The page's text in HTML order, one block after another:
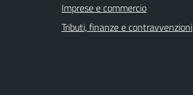
Imprese e commercio
Tributi, finanze e contravvenzioni